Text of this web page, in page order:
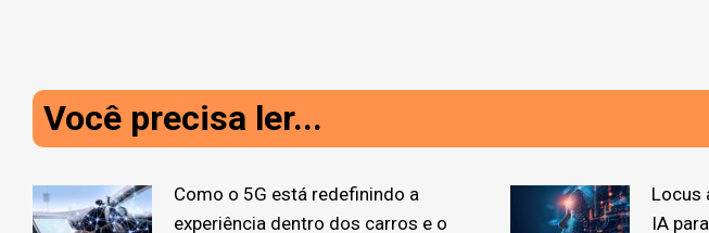
Você precisa ler...
Como o 5G está redefinindo a
experiência dentro dos carros e o
Locus
IA